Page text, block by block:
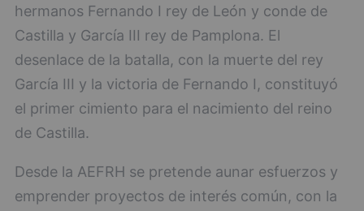
hermanos Fernando I rey de León y conde de
Castilla y García III rey de Pamplona. El
desenlace de la batalla, con la muerte del rey
García III y la victoria de Fernando I, constituyó
el primer cimiento para el nacimiento del reino
de Castilla.
Desde la AEFRH se pretende aunar esfuerzos y
emprender proyectos de interés común, con la